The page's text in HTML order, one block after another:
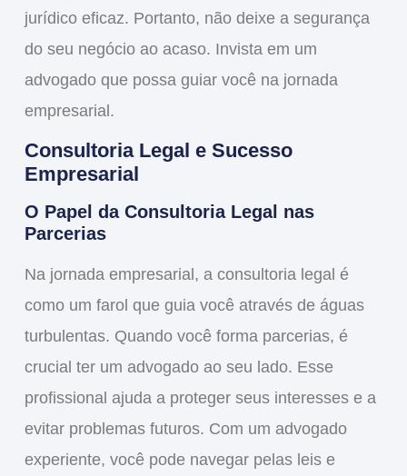
jurídico eficaz. Portanto, não deixe a segurança
do seu negócio ao acaso. Invista em um
advogado que possa guiar você na jornada
empresarial.
Consultoria Legal e Sucesso
Empresarial
O Papel da Consultoria Legal nas
Parcerias
Na jornada empresarial , a consultoria legal é
como um farol que guia você através de águas
turbulentas. Quando você forma parcerias, é
crucial ter um advogado ao seu lado. Esse
profissional ajuda a protegerseus interesses e a
evitarproblemas futuros. Com um advogado
experiente, você pode navegarpelas leis e